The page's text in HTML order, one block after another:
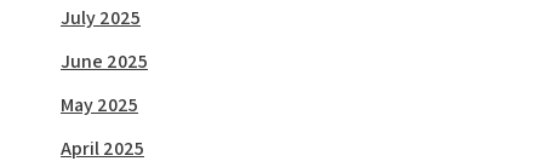
July 2025
June 2025
May 2025
April 2025